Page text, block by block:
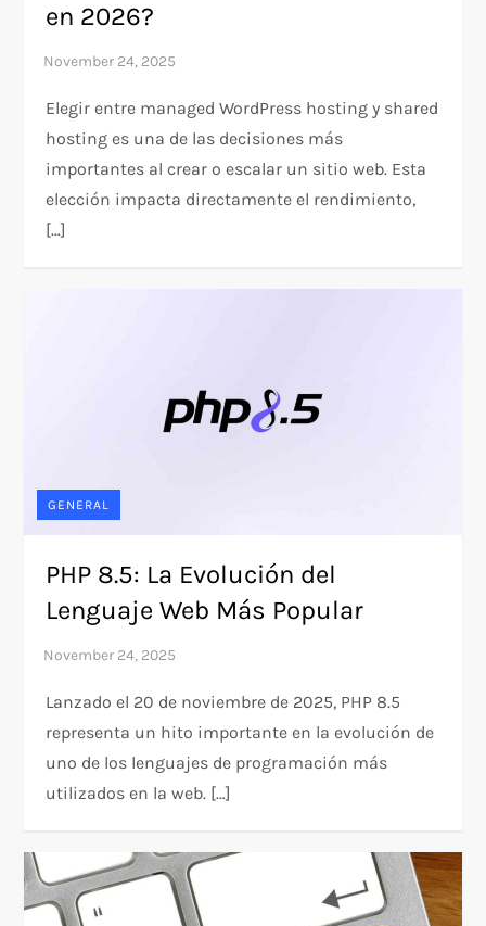
en 2026?
Elegir entre managed WordPress hosting y shared
hosting es una de las decisiones más
importantes al crear o escalar un sitio web. Esta
elección impacta directamente el rendimiento,
[…]
GENERAL
PHP 8.5: La Evolución del
Lenguaje Web Más Popular
Lanzado el 20 de noviembre de 2025, PHP 8.5
representa un hito importante en la evolución de
uno de los lenguajes de programación más
utilizados en la web. […]